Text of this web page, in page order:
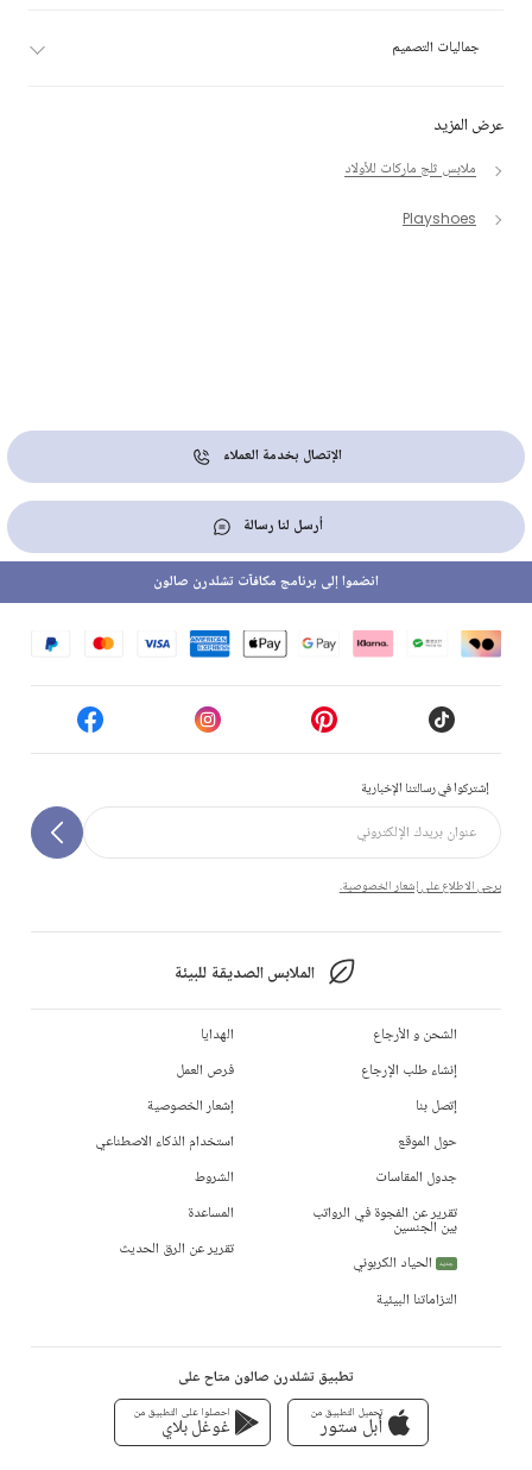
عرض المزيد
ملابس ثلج ماركات للأولاد
Playshoes
جماليات التصميم
الإتصال بخدمة العملاء
أرسل لنا رسالة
إشتركوا في رسالتنا الإخبارية
يرجى الاطلاع على إشعار الخصوصية.
الملابس الصديقة للبيئة
انضموا إلى برنامج مكافآت تشلدرن صالون
الشحن و الأرجاع
إنشاء طلب الإرجاع
إتصل بنا
حول الموقع
جدول المقاسات
تقرير عن الفجوة في الرواتب
بين الجنسين
جديد
الحياد الكربوني
التزاماتنا البيئية
الهدايا
فرص العمل
إشعار الخصوصية
استخدام الذكاء الاصطناعي
الشروط
المساعدة
تقرير عن الرق الحديث
تطبيق تشلدرن صالون متاح على
تحميل التطبيق من
أبل ستور
احصلوا على التطبيق من
غوغل بلاي